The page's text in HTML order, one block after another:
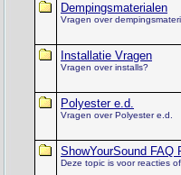
Dempingsmaterialen
Vragen over
Installatie Vragen
Vragen over installs?
Polyester e.d.
Vragen over Polyester e.d.
ShowYourSound FAQ
Deze topic is voor reacties